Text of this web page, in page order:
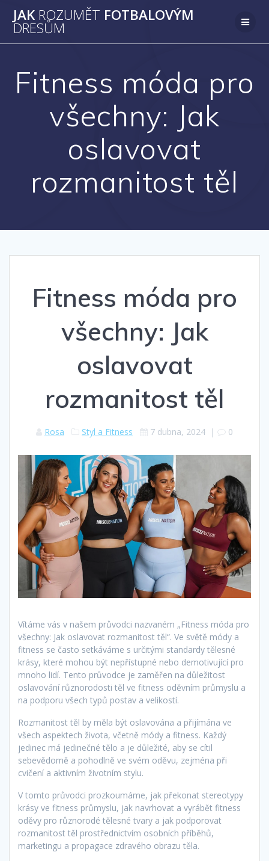
na
JAK ROZUMĚT FOTBALOVÝM
DRESŮM
Fitness móda pro
všechny: Jak
oslavovat
rozmanitost těl
Fitness móda pro
všechny: Jak
oslavovat
rozmanitost těl
Rosa Styl a Fitness 7 dubna, 2024 | 0
Vítáme vás v našem průvodci nazvaném „Fitness móda pro
všechny: Jak oslavovat rozmanitost těl“. Ve světě módy a
fitness se často setkáváme s určitými standardy tělesné
krásy, které mohou být nepřístupné nebo demotivující pro
mnoho lidí. Tento průvodce je zaměřen na důležitost
oslavování různorodosti těl ve fitness oděvním průmyslu a
na podporu všech typů postav a velikostí.
Rozmanitost těl by měla být oslavována a přijímána ve
všech aspektech života, včetně módy a fitness. Každý
jedinec má jedinečné tělo a je důležité, aby se cítil
sebevědomě a pohodlně ve svém oděvu, zejména při
cvičení a aktivním životním stylu.
V tomto průvodci prozkoumáme, jak překonat stereotypy
krásy ve fitness průmyslu, jak navrhovat a vyrábět fitness
oděvy pro různorodé tělesné tvary a jak podporovat
rozmanitost těl prostřednictvím osobních příběhů,
marketingu a propagace zdravého obrazu těla.